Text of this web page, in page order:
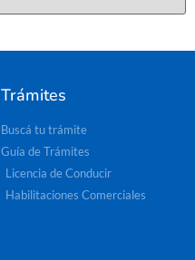
Trámites
Buscá tu trámite
Guía de Trámites
Licencia de Conducir
Habilitaciones Comerciales